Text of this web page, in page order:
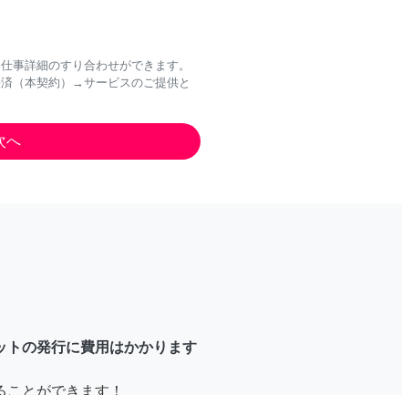
事詳細のすり合わせができます。
（本契約）→サービスのご提供と
トの発行に費用はかかります
とができます！